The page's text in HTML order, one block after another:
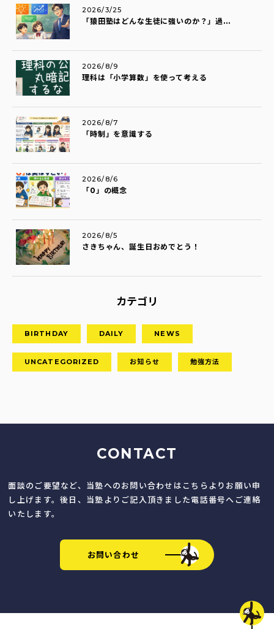
「猿田塾はどんな生徒に強いのか？」過...
2026/3/25
理科は「小学算数」を使って考える
2026/8/9
「時制」を意識する
2026/8/7
「0」の概念
2026/8/6
さきちゃん、誕生日おめでとう！
2026/8/5
カテゴリ
BIRTHDAY DAILY NEWS
UNCATEGORIZED お知らせ 勉強方法
CONTACT
面談のご要望など、当塾へのお問い合わせはこちらよりお願い申
し上げます。後日、当塾よりご記入頂きました電話番号へご連絡
いたします。
お問い合わせ